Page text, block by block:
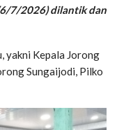
7/2026) dilantik dan
yakni Kepala Jorong
Sungaijodi, Pilko